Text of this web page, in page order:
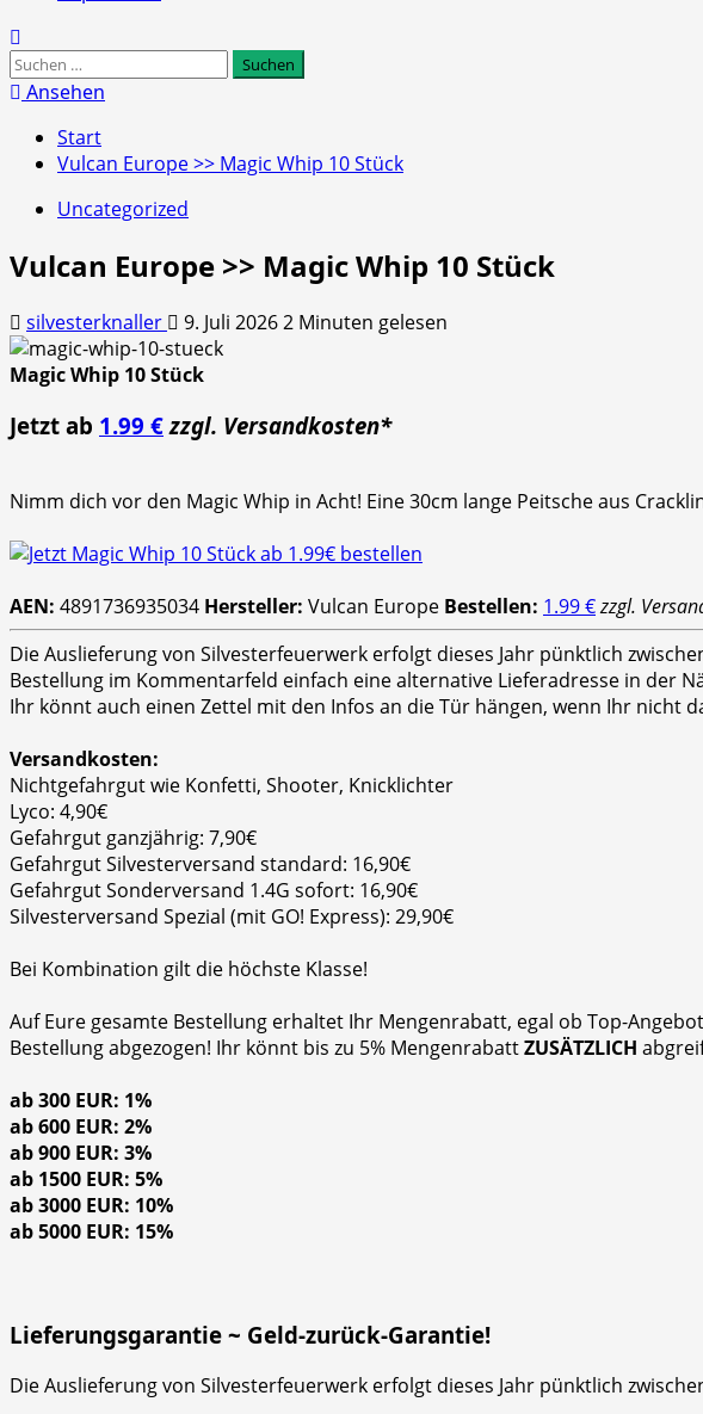
Suchen
nach:
Ansehen
Start
Vulcan Europe >> Magic Whip 10 Stück
Uncategorized
Vulcan Europe >> Magic Whip 10 Stück
silvesterknaller 9. Juli 20262 Minuten gelesen
Magic Whip 10 Stück
Jetzt ab 1.99 € zzgl. Versandkosten*
Nimm dich vor den Magic Whip in Acht! Eine 30cm lange Peitsche aus
AEN: 4891736935034 Hersteller: Vulcan Europe Bestellen: 1.99 €zzgl.
Die Auslieferung von Silvesterfeuerwerk erfolgt dieses Jahr pünktlich
Bestellung im Kommentarfeld einfach eine alternative Lieferadresse in der
Ihr könnt auch einen Zettel mit den Infos an die Tür hängen, wenn Ihr nicht
Versandkosten:
Nichtgefahrgut wie Konfetti, Shooter, Knicklichter
Lyco: 4,90€
Gefahrgut ganzjährig: 7,90€
Gefahrgut Silvesterversand standard: 16,90€
Gefahrgut Sonderversand 1.4G sofort: 16,90€
Silvesterversand Spezial (mit GO! Express): 29,90€
Bei Kombination gilt die höchste Klasse!
Auf Eure gesamte Bestellung erhaltet Ihr Mengenrabatt, egal ob Top-
Bestellung abgezogen! Ihr könnt bis zu 5% MengenrabattZUSÄTZLICH
ab 300 EUR: 1%
ab 600 EUR: 2%
ab 900 EUR: 3%
ab 1500 EUR: 5%
ab 3000 EUR: 10%
ab 5000 EUR: 15%
Lieferungsgarantie ~ Geld-zurück-Garantie!
Die Auslieferung von Silvesterfeuerwerk erfolgt dieses Jahr pünktlich